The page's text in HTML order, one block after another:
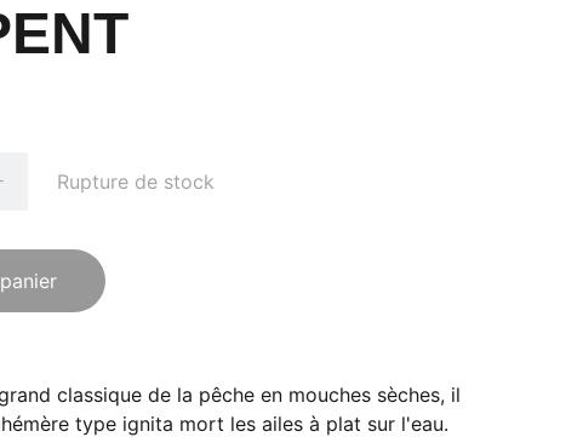
Rupture de stock
classique de la pêche en mouches sèches, il
type ignita mort les ailes à plat sur l'eau.